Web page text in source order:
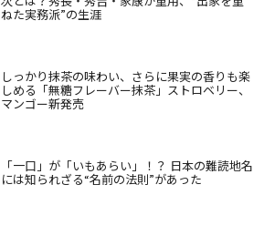
ねた実務派”の生涯
しっかり抹茶の味わい、さらに果実の香りも楽
しめる「無糖フレーバー抹茶」ストロベリー、
マンゴー新発売
「一口」が「いもあらい」！？ 日本の難読地名
には知られざる“名前の法則”があった